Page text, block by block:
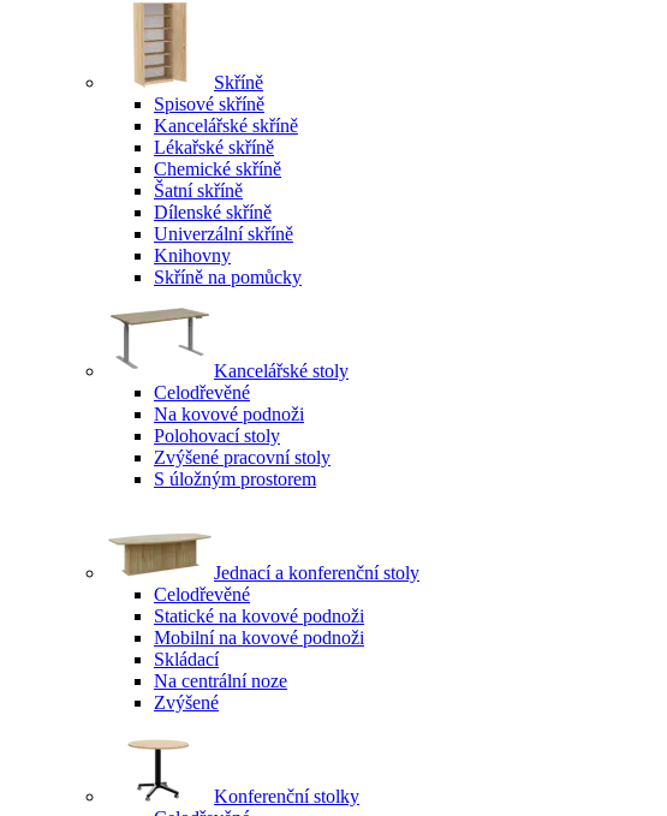
Skříně
Spisové skříně
Kancelářské skříně
Lékařské skříně
Chemické skříně
Šatní skříně
Dílenské skříně
Univerzální skříně
Knihovny
Skříně na pomůcky
Kancelářské stoly
Celodřevěné
Na kovové podnoži
Polohovací stoly
Zvýšené pracovní stoly
S úložným prostorem
Jednací a konferenční stoly
Celodřevěné
Statické na kovové podnoži
Mobilní na kovové podnoži
Skládací
Na centrální noze
Zvýšené
Konferenční stolky